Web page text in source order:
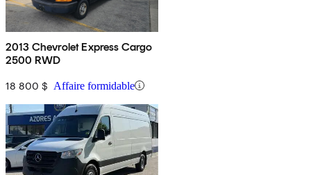
2013 Chevrolet Express Cargo
2500 RWD
18 800 $ Affaire formidable